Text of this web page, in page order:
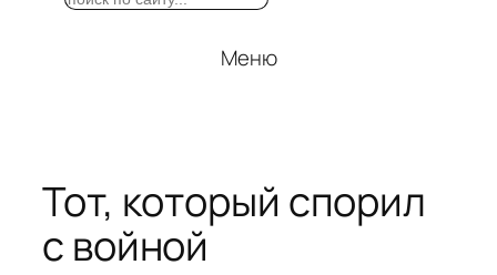
Меню
Тот, который спорил
с войной